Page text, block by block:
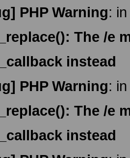
PHP Warning:
The /e
instead
PHP Warning:
The /e
instead